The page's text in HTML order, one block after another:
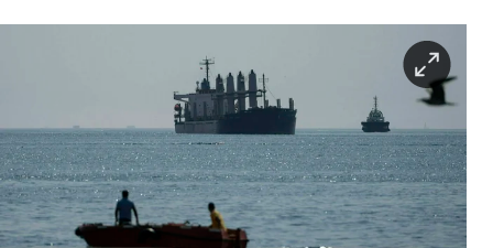
sport
nord
wahrheit
verlag